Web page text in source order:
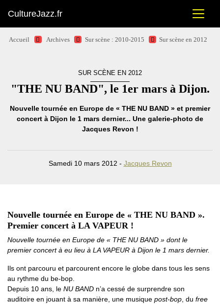
CultureJazz.fr
Accueil Archives Sur scène : 2010-2015 Sur scène en 2012
SUR SCÈNE EN 2012
"THE NU BAND", le 1er mars à Dijon.
Nouvelle tournée en Europe de « THE NU BAND » et premier
concert à Dijon le 1 mars dernier... Une galerie-photo de
Jacques Revon !
Samedi 10 mars 2012 - Jacques Revon
Nouvelle tournée en Europe de « THE NU BAND ».
Premier concert à LA VAPEUR !
Nouvelle tournée en Europe de « THE NU BAND » dont le
premier concert à eu lieu à LA VAPEUR à Dijon le 1 mars dernier.
Ils ont parcouru et parcourent encore le globe dans tous les sens
au rythme du be-bop.
Depuis 10 ans, le NU BAND n’a cessé de surprendre son
auditoire en jouant à sa manière, une musique post-bop , du free